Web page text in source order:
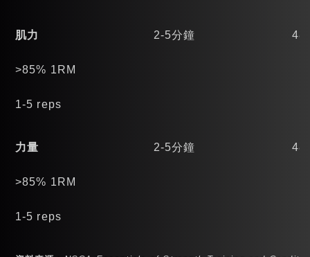
肌力
>85% 1RM
1-5 reps
2-5分鐘
力量
>85% 1RM
1-5 reps
2-5分鐘